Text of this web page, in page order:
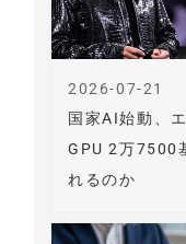
国家AI始動、
GPU 2万7500
れるのか
2026-07-21